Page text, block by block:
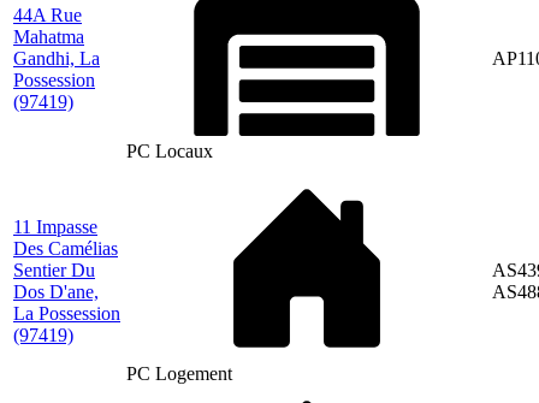
44A Rue
Mahatma
Gandhi, La
Possession
(97419)
PC Locaux
11 Impasse
Des Camélias
Sentier Du
Dos D'ane,
La Possession
(97419)
PC Logement